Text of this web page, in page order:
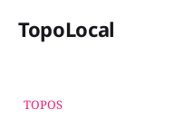
TopoLocal
TOPOS